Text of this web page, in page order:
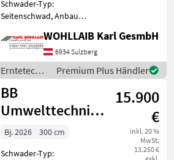
Schwader-Typ:
Seitenschwad, Anbau
Umwelttechnik Clementer
300 F ECO - Baujahr 2025 -
Neumaschine - ab Lager
verfügbar - Schwadtuch hy
WOHLLAIB Karl GesmbH
6934 Sulzberg
Erntetechnik
Grünland /
BB
Umwelttechnik
Premium Plus Händler
BB
Umwelttechnik
Kammschwader
15.900
€
inkl. 20 %
MwSt.
13.250 €
Bj. 2026
300 cm
Schwader-Typ: